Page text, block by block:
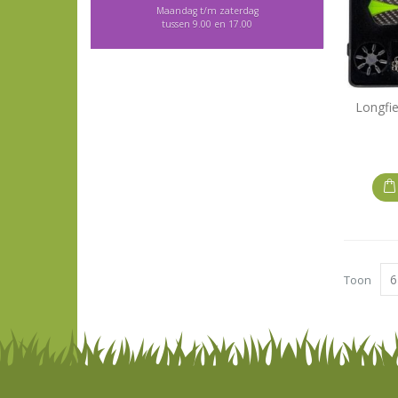
Toon
Maandag t/m zaterdag
tussen 9.00 en 17.00